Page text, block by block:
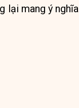
lại mang ý nghĩa